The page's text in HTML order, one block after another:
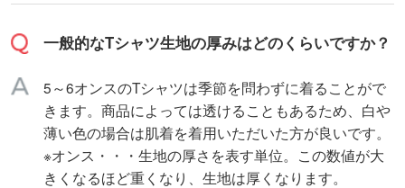
一般的なTシャツ生地の厚みはどのくらいですか？
5～6オンスのTシャツは季節を問わずに着ることがで
きます。商品によっては透けることもあるため、白や
薄い色の場合は肌着を着用いただいた方が良いです。
※オンス・・・生地の厚さを表す単位。この数値が大
きくなるほど重くなり、生地は厚くなります。